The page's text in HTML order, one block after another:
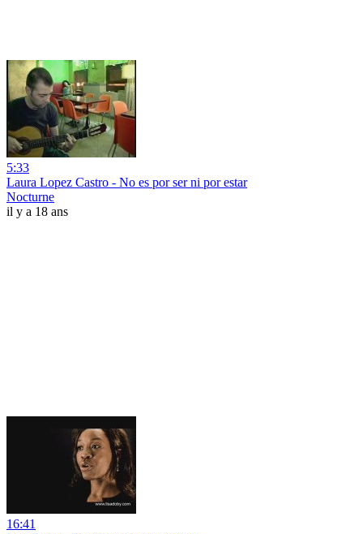
5:33
Laura Lopez Castro - No es por ser ni por estar
Nocturne
il y a 18 ans
16:41